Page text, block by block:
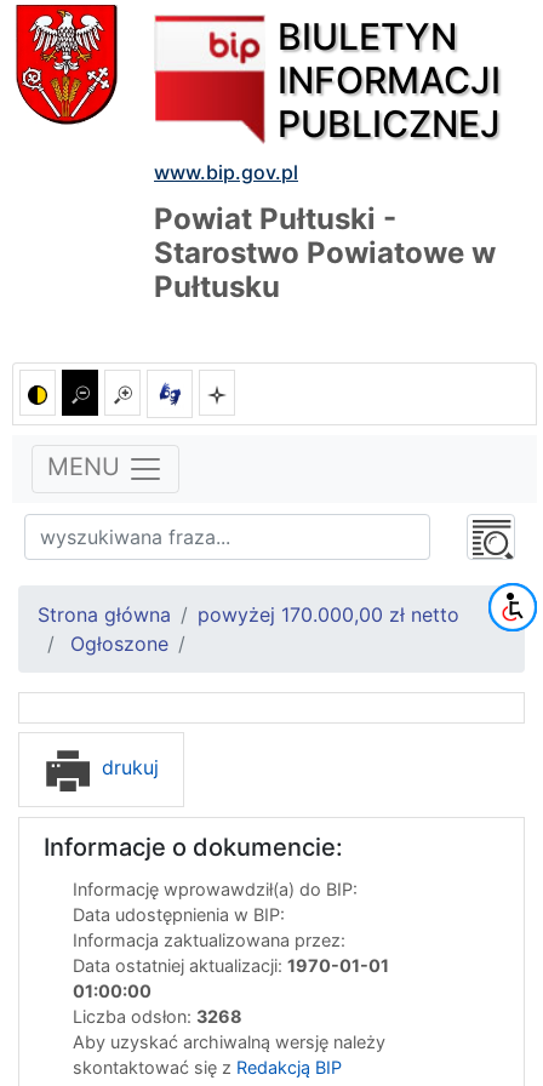
BIULETYN
INFORMACJI
PUBLICZNEJ
www.bip.gov.pl
Powiat Pułtuski -
Starostwo Powiatowe w
Pułtusku
MENU
Strona główna
powyżej 170.000,00 zł netto
Ogłoszone
drukuj
Informacje o dokumencie:
Informację wprowawdził(a) do BIP:
Data udostępnienia w BIP:
Informacja zaktualizowana przez:
Data ostatniej aktualizacji: 1970-01-01
01:00:00
Liczba odsłon: 3268
Aby uzyskać archiwalną wersję należy
skontaktować się z Redakcją BIP